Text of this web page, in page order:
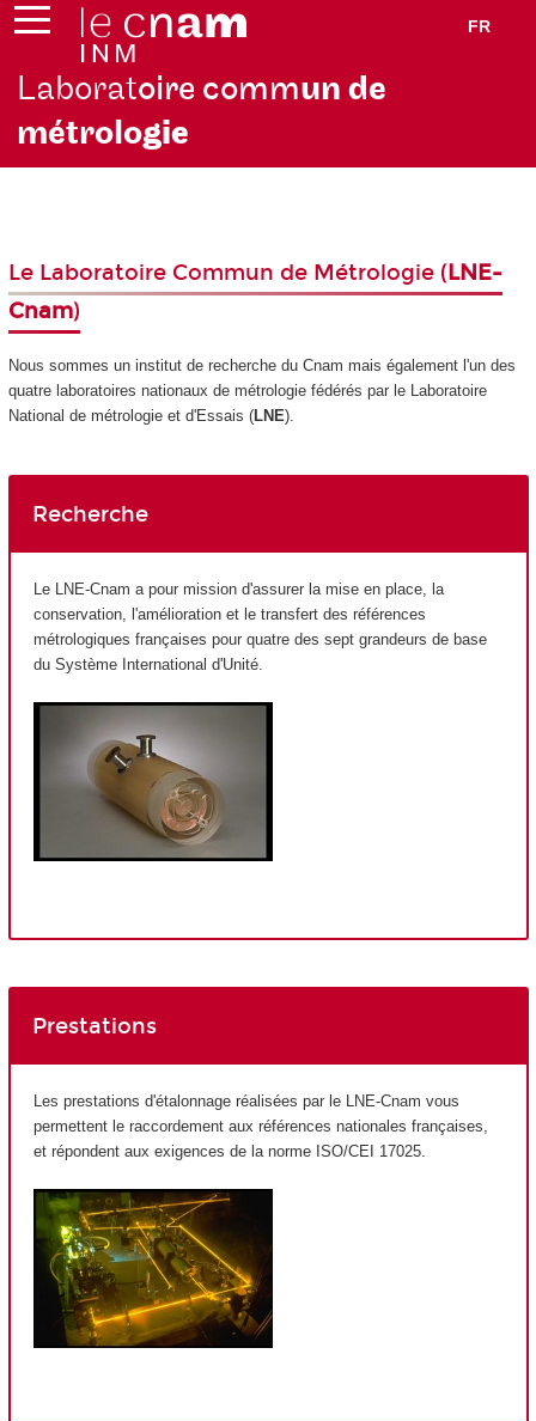
FR
Laboratoire commun de
métrologie
Le Laboratoire Commun de Métrologie (LNE-
Cnam)
Nous sommes un institut de recherche du Cnam mais également l'un des
quatre laboratoires nationaux de métrologie fédérés par le Laboratoire
National de métrologie et d'Essais (LNE).
Recherche
Le LNE-Cnam a pour mission d'assurer la mise en place, la
conservation, l'amélioration et le transfert des références
métrologiques françaises pour quatre des sept grandeurs de base
du Système International d'Unité.
Prestations
Les prestations d'étalonnage réalisées par le LNE-Cnam vous
permettent le raccordement aux références nationales françaises,
et répondent aux exigences de la norme ISO/CEI 17025.